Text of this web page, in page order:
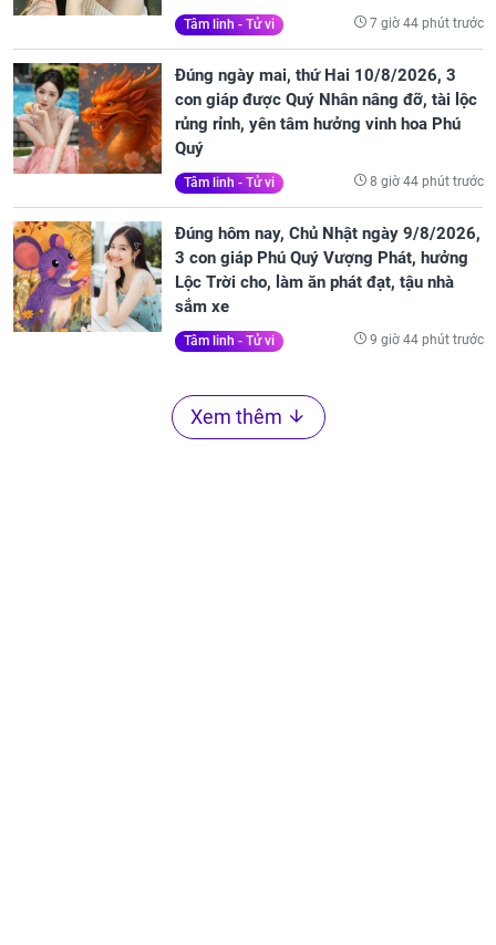
Tâm linh - Tử vi 7 giờ 44 phút trước
Đúng ngày mai, thứ Hai 10/8/2026, 3
con giáp được Quý Nhân nâng đỡ, tài lộc
rủng rỉnh, yên tâm hưởng vinh hoa Phú
Quý
Tâm linh - Tử vi 8 giờ 44 phút trước
Đúng hôm nay, Chủ Nhật ngày 9/8/2026,
3 con giáp Phú Quý Vượng Phát, hưởng
Lộc Trời cho, làm ăn phát đạt, tậu nhà
sắm xe
Tâm linh - Tử vi 9 giờ 44 phút trước
Xem thêm